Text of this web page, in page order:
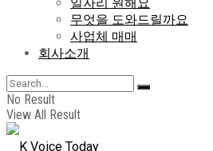
무엇을 도와드릴까요
사업체 매매
회사소개
No Result
View All Result